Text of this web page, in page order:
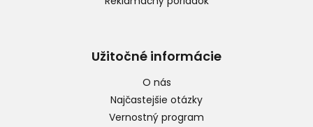
Užitočné informácie
O nás
Najčastejšie otázky
Vernostný program